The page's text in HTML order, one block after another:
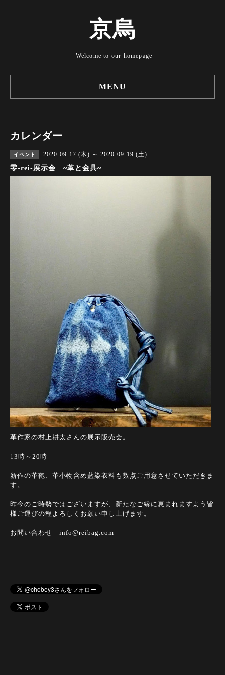
京烏
Welcome to our homepage
MENU
カレンダー
イベント 2020-09-17 (木) ～ 2020-09-19 (土)
零-rei-展示会 ~革と金具~
革作家の村上耕太さんの展示販売会。
13時～20時
新作の革鞄、革小物含め藍染衣料も数点ご用意させていただきま
す。
昨今のご時勢ではございますが、新たなご縁に恵まれますよう皆
様ご運びの程よろしくお願い申し上げます。
お問い合わせ info@reibag.com